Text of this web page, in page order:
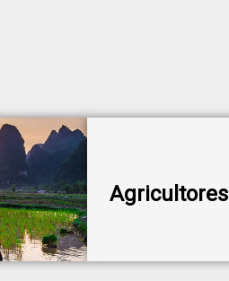
Agricultores